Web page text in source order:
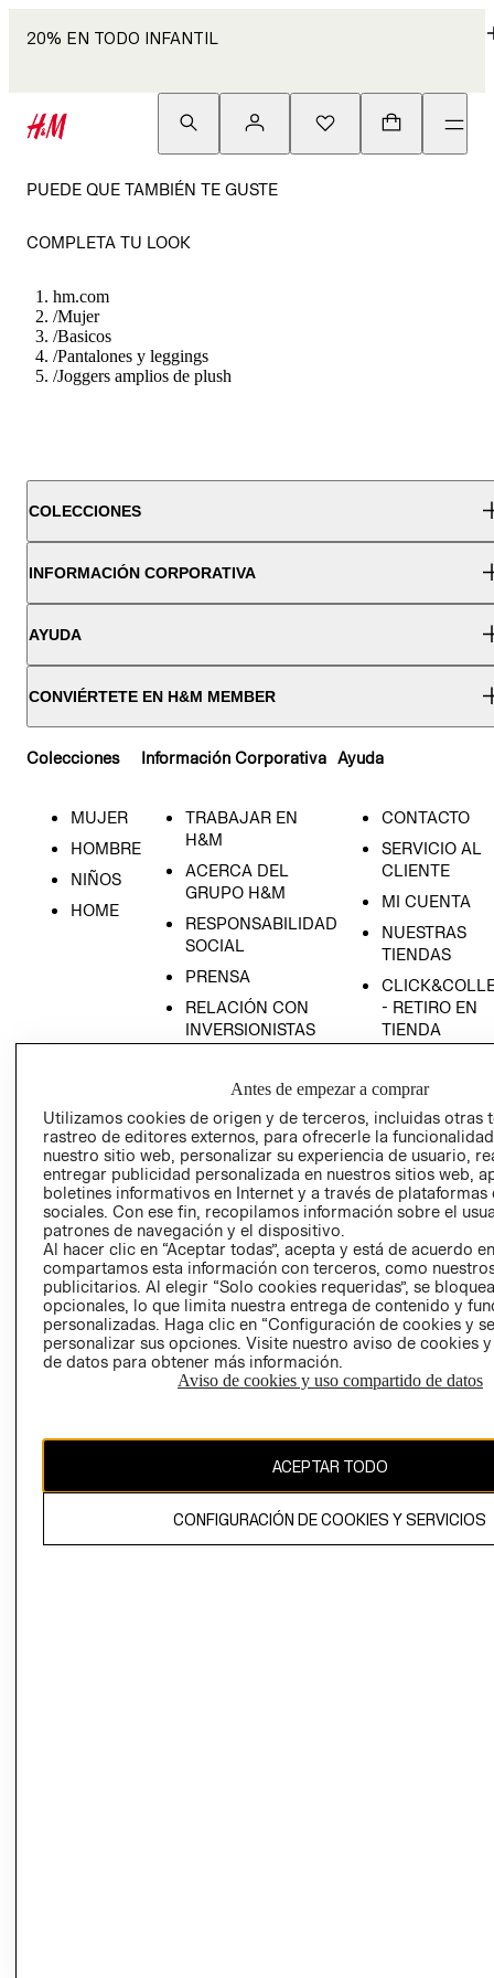
20% EN TODO INFANTIL
PUEDE QUE TAMBIÉN TE GUSTE
COMPLETA TU LOOK
hm.com
/Mujer
/Basicos
/Pantalones y leggings
/Joggers amplios de plush
COLECCIONES
INFORMACIÓN CORPORATIVA
AYUDA
CONVIÉRTETE EN H&M MEMBER
Colecciones
MUJER
HOMBRE
NIÑOS
HOME
Información Corporativa
TRABAJAR EN
H&M
ACERCA DEL
GRUPO H&M
RESPONSABILIDAD
SOCIAL
PRENSA
RELACIÓN CON
INVERSIONISTAS
EMPRESARIAL
Ayuda
CONTACTO
SERVICIO AL
CLIENTE
MI CUENTA
NUESTRAS
TIENDAS
- RETIRO EN
TIENDA
CONDICIONES
AVISO DE
PRIVACIDAD
GIFT CARD
AVISO DE
COOKIES
Chile ($)
El contenido de esta página web está protegido por copyright y es
propiedad de H&M Hennes & Mauritz AB.
Antes de empezar a comprar
Utilizamos cookies de origen y de terceros, incluidas otras
rastreo de editores externos, para ofrecerle la
nuestro sitio web, personalizar su experiencia de usuario,
entregar publicidad personalizada en nuestros sitios web,
boletines informativos en Internet y a través de plataformas
sociales. Con ese fin, recopilamos información sobre el
patrones de navegación y el dispositivo.
Al hacer clic en “Aceptar todas”, acepta y está de acuerdo
compartamos esta información con terceros, como
publicitarios. Al elegir “Solo cookies requeridas”, se
opcionales, lo que limita nuestra entrega de contenido y
personalizadas. Haga clic en “Configuración de cookies y
personalizar sus opciones. Visite nuestro aviso de cookies
de datos para obtener más información.
Aviso de cookies y uso compartido de datos
ACEPTAR TODO
CONFIGURACIÓN DE COOKIES Y SERVICIOS